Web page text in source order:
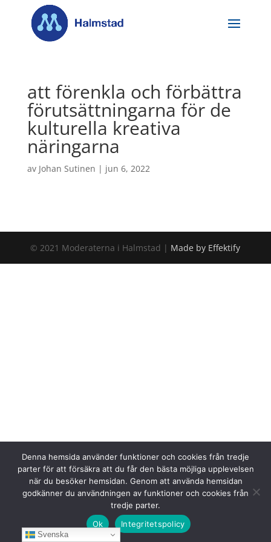
att förenkla och förbättra
förutsättningarna för de
kulturella kreativa
näringarna
av Johan Sutinen | jun 6, 2022
© 2021 Moderaterna i Halmstad | Made by Effektify
Svenska
Denna hemsida använder funktioner och cookies från tredje
parter för att försäkra att du får den bästa möjliga upplevelsen
när du besöker hemsidan. Genom att använda hemsidan
godkänner du användningen av funktioner och cookies från
tredje parter.
Ok
Integritetspolicy